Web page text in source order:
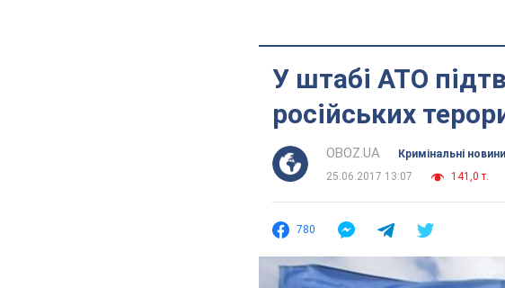
У штабі АТО
російських
OBOZ.UA
Кримінальні новини
25.06.2017 13:07
141,0 т.
780